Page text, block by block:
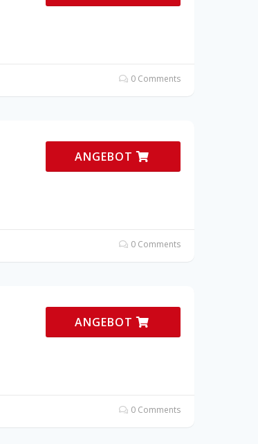
0 Comments
ANGEBOT
0 Comments
ANGEBOT
0 Comments